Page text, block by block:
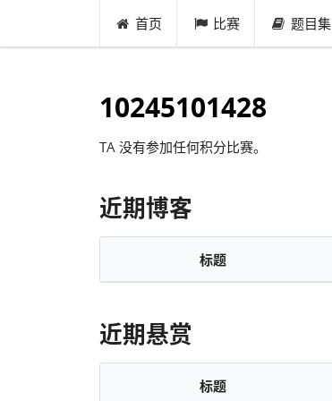
首页 比赛 题目集
10245101428
TA 没有参加任何积分比赛。
近期博客
标题
近期悬赏
标题